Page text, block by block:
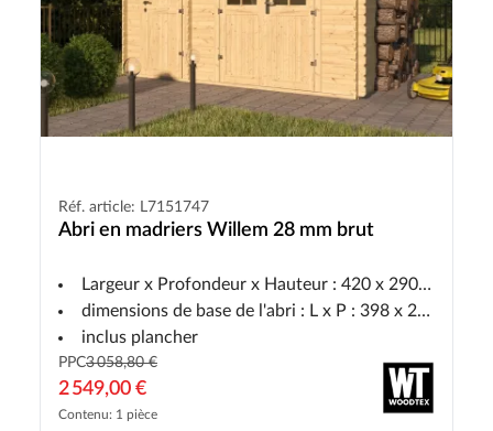
Réf. article: L7151747
Abri en madriers Willem 28 mm brut
Largeur x Profondeur x Hauteur : 420 x 290 x 236 cm
dimensions de base de l'abri : L x P : 398 x 268 cm
inclus plancher
PPC3 058,80 €
2 549,00 €
Contenu: 1 pièce